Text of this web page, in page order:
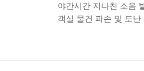
야간시간 지나친 소음
객실 물건 파손 및 도